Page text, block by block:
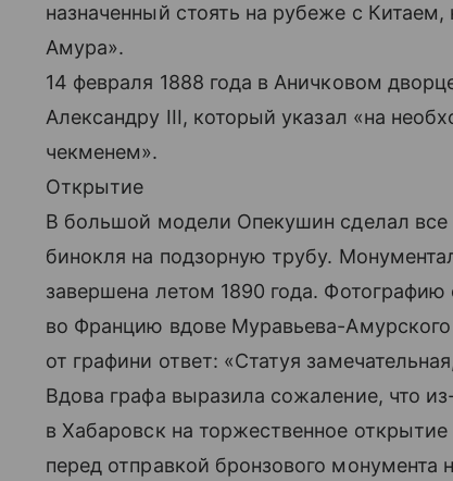
назначенный стоять на рубеже с
Амура».
14 февраля 1888 года в Аничковом
Александру III, который указал «на
чекменем».
Открытие
В большой модели Опекушин сделал
бинокля на подзорную трубу.
завершена летом 1890 года. Фотографию
во Францию вдове Муравьева-
от графини ответ: «Статуя
Вдова графа выразила сожаление, что
в Хабаровск на торжественное
перед отправкой бронзового